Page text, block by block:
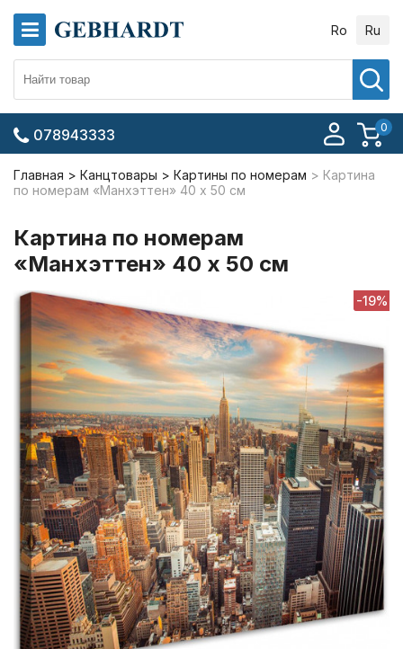
Ro Ru
0
078943333
Главная Канцтовары Картины по номерам
Картина
по номерам «Манхэттен» 40 x 50 см
Картина по номерам
«Манхэттен» 40 x 50 см
-19%